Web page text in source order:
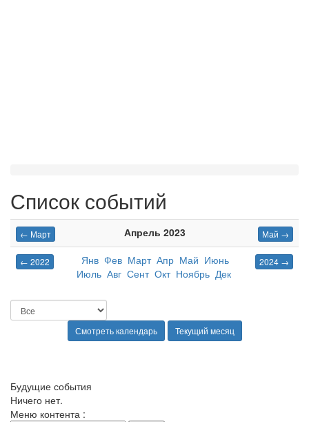
Список событий
← Март Апрель 2023 Май →
← 2022 Янв Фев Март Апр Май Июнь
Июль Авг Сент Окт Ноябрь Дек
2024 →
Будущие события
Ничего нет.
Меню контента :